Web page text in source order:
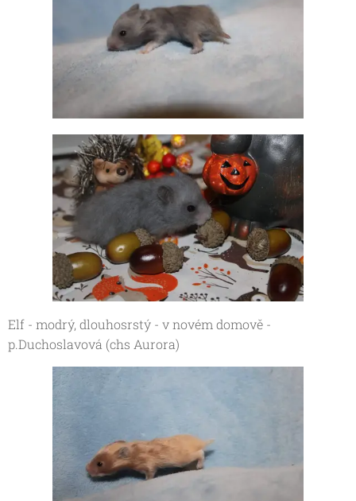
Elf - modrý, dlouhosrstý - v novém domově -
p.Duchoslavová (chs Aurora)